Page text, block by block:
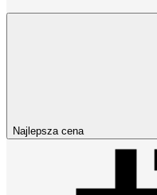
Najlepsza cena